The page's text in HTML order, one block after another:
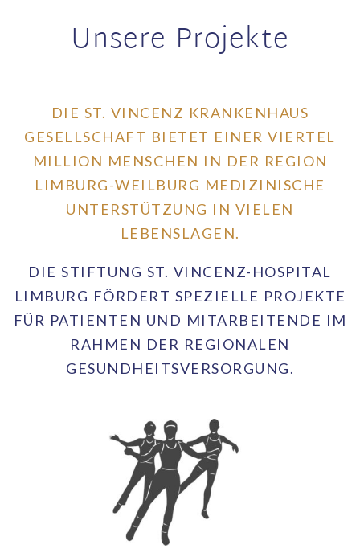
Unsere Projekte
DIE ST. VINCENZ KRANKENHAUS
GESELLSCHAFT BIETET EINER VIERTEL
MILLION MENSCHEN IN DER REGION
LIMBURG-WEILBURG MEDIZINISCHE
UNTERSTÜTZUNG IN VIELEN
LEBENSLAGEN.
DIE STIFTUNG ST. VINCENZ-HOSPITAL
LIMBURG FÖRDERT SPEZIELLE PROJEKTE
FÜR PATIENTEN UND MITARBEITENDE IM
RAHMEN DER REGIONALEN
GESUNDHEITSVERSORGUNG.